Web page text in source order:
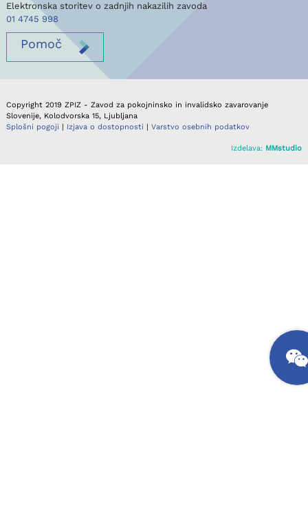
Elektronska storitev o zadnjih nakazilih zavoda
01 4745 998
Pomoč
Copyright 2019 ZPIZ - Zavod za pokojninsko in invalidsko zavarovanje
Slovenije, Kolodvorska 15, Ljubljana
Splošni pogoji
Izjava o dostopnosti Varstvo osebnih podatkov
Izdelava: MMstudio